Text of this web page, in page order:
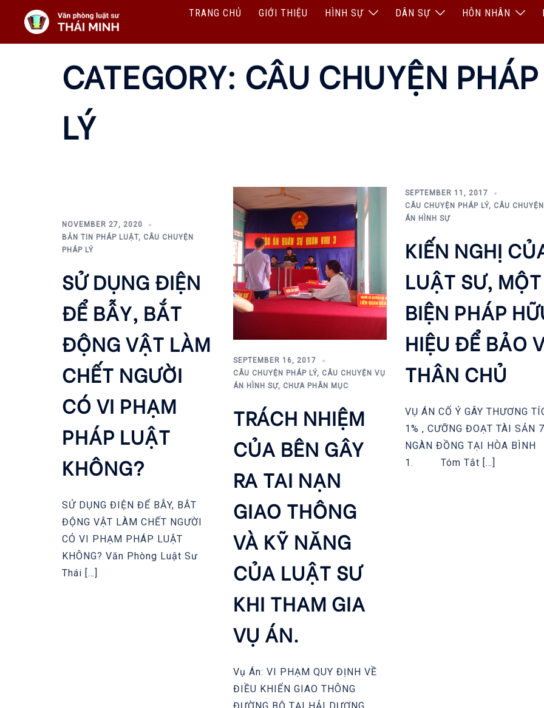
Content
TRANG CHỦ GIỚI THIỆU HÌNH SỰ DÂN SỰ HÔN NHÂN
CATEGORY: CÂU CHUYỆN PHÁP
LÝ
NOVEMBER 27, 2020
BẢN TIN PHÁP LUẬT, CÂU CHUYỆN
PHÁP LÝ
SỬ DỤNG ĐIỆN
ĐỂ BẪY, BẮT
ĐỘNG VẬT LÀM
CHẾT NGƯỜI
CÓ VI PHẠM
PHÁP LUẬT
KHÔNG?
SỬ DỤNG ĐIỆN ĐỂ BẪY, BẮT
ĐỘNG VẬT LÀM CHẾT NGƯỜI
CÓ VI PHẠM PHÁP LUẬT
KHÔNG? Văn Phòng Luật Sư
Thái […]
SEPTEMBER 16, 2017
CÂU CHUYỆN PHÁP LÝ, CÂU CHUYỆN VỤ
ÁN HÌNH SỰ, CHƯA PHÂN MỤC
TRÁCH NHIỆM
CỦA BÊN GÂY
RA TAI NẠN
GIAO THÔNG
VÀ KỸ NĂNG
CỦA LUẬT SƯ
KHI THAM GIA
VỤ ÁN.
Vụ Án: VI PHẠM QUY ĐỊNH VỀ
ĐIỀU KHIỂN GIAO THÔNG
SEPTEMBER 11, 2017
CÂU CHUYỆN PHÁP LÝ, CÂU
ÁN HÌNH SỰ
KIẾN NGHỊ
LUẬT SƯ, MỘT
BIỆN PHÁP
HIỆU ĐỂ BẢO
THÂN CHỦ
VỤ ÁN CỐ Ý GÂY THƯƠNG
1% , CƯỠNG ĐOẠT TÀI SẢN
NGÀN ĐỒNG TẠI HÒA BÌNH
1. Tóm Tắt […]